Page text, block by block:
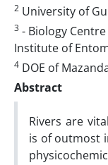
2 University of
3 - Biology
Institute of
4 DOE of
Abstract
Rivers are
is of outmost